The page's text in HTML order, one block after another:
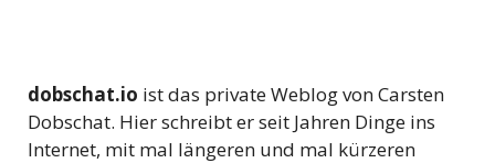
dobschat.io ist das private Weblog von Carsten
Dobschat. Hier schreibt er seit Jahren Dinge ins
Internet, mit mal längeren und mal kürzeren